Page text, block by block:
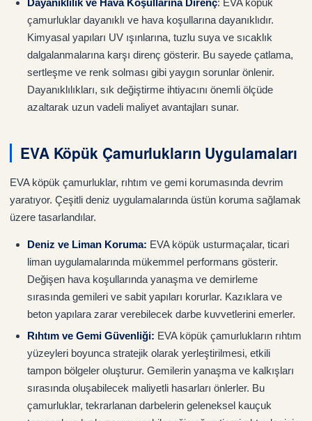
Dayanıklılık ve Hava Koşullarına Direnç: EVA köpük
çamurluklar dayanıklı ve hava koşullarına dayanıklıdır.
Kimyasal yapıları UV ışınlarına, tuzlu suya ve sıcaklık
dalgalanmalarına karşı direnç gösterir. Bu sayede çatlama,
sertleşme ve renk solması gibi yaygın sorunlar önlenir.
Dayanıklılıkları, sık değiştirme ihtiyacını önemli ölçüde
azaltarak uzun vadeli maliyet avantajları sunar.
EVA Köpük Çamurlukların Uygulamaları
EVA köpük çamurluklar, rıhtım ve gemi korumasında devrim
yaratıyor. Çeşitli deniz uygulamalarında üstün koruma sağlamak
üzere tasarlandılar.
Deniz ve Liman Koruma: EVA köpük usturmaçalar, ticari
liman uygulamalarında mükemmel performans gösterir.
Değişen hava koşullarında yanaşma ve demirleme
sırasında gemileri ve sabit yapıları korurlar. Kazıklara ve
beton yapılara zarar verebilecek darbe kuvvetlerini emerler.
Rıhtım ve Gemi Güvenliği: EVA köpük çamurlukların rıhtım
yüzeyleri boyunca stratejik olarak yerleştirilmesi, etkili
tampon bölgeler oluşturur. Gemilerin yanaşma ve kalkışları
sırasında oluşabilecek maliyetli hasarları önlerler. Bu
çamurluklar, tekrarlanan darbelerin geleneksel kauçuk